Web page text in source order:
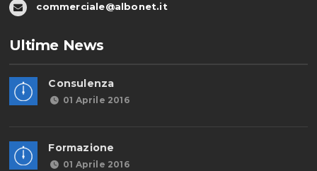
commerciale@albonet.it
Ultime News
Consulenza
01 Aprile 2016
Formazione
01 Aprile 2016